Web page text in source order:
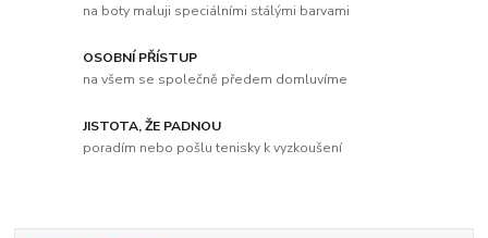
na boty maluji speciálními stálými barvami
OSOBNÍ PŘÍSTUP
na všem se společně předem domluvíme
JISTOTA, ŽE PADNOU
poradím nebo pošlu tenisky k vyzkoušení